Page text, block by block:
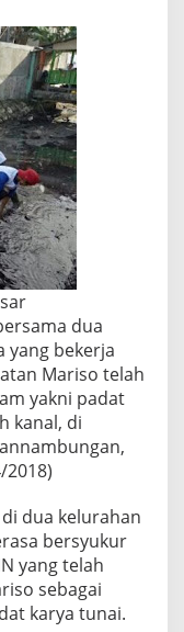
dua
yang bekerja
Mariso telah
yakni padat
kanal, di
2018)
dua kelurahan
bersyukur
yang telah
sebagai
karya tunai.